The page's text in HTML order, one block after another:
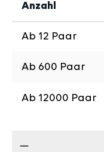
Anzahl
Ab 12 Paar
Ab 600 Paar
Ab 12000 Paar
Produkt